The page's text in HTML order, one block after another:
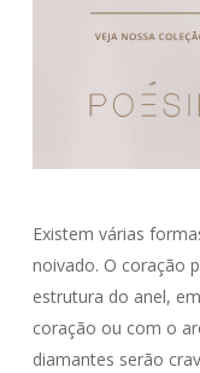
Existem várias
noivado. O coração
estrutura do anel,
coração ou com o
diamantes serão